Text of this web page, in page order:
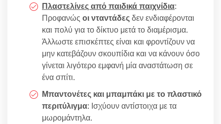
Πλαστελίνες από παιδικά παιχνίδια:
Προφανώς οι νταντάδεςδεν ενδιαφέρονται
και πολύ για το δίκτυο μετά το διαμέρισμα.
Άλλωστε επισκέπτες είναι και φροντίζουν να
μην κατεβάζουν σκουπίδια και να κάνουν όσο
γίνεται λιγότερο εμφανή μία αναστάτωση σε
ένα σπίτι.
Μπαντονέτες και μπαμπάκι με το πλαστικό
περιτύλιγμα: Ισχύουν αντίστοιχα με τα
μωρομάντηλα.